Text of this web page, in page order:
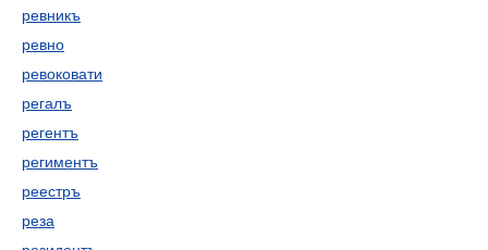
ревникъ
ревно
ревоковати
регалъ
регентъ
региментъ
реестръ
реза